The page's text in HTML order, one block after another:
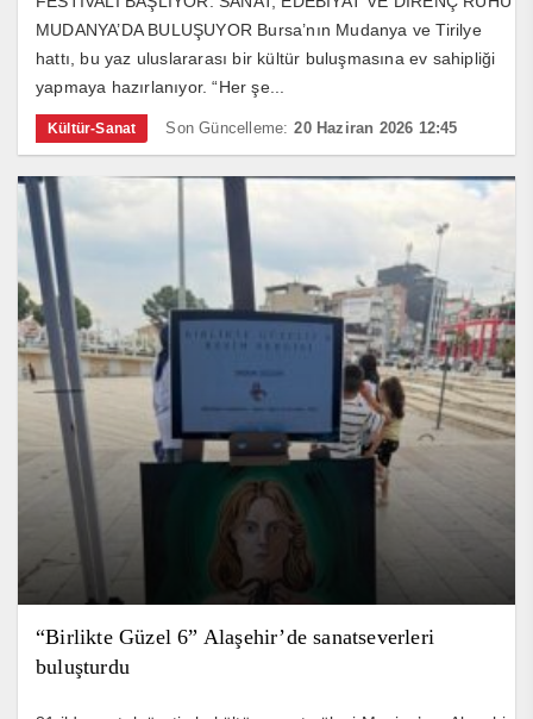
MUDANYA’DA BULUŞUYOR Bursa’nın Mudanya ve Tirilye
hattı, bu yaz uluslararası bir kültür buluşmasına ev sahipliği
yapmaya hazırlanıyor. “Her şe...
Kültür-Sanat Son Güncelleme: 20 Haziran 2026 12:45
“Birlikte Güzel 6” Alaşehir’de sanatseverleri
buluşturdu